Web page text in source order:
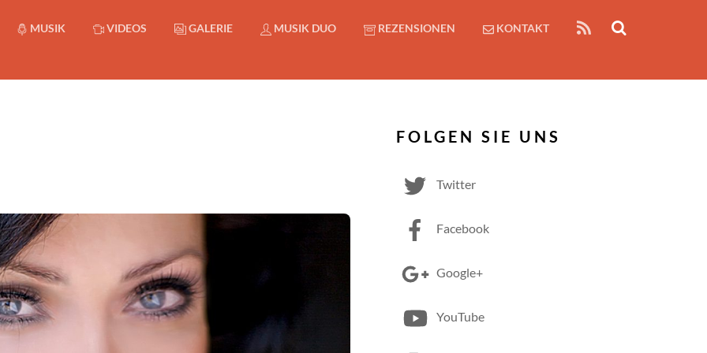
MUSIK VIDEOS GALERIE MUSIK DUO REZENSIONEN KONTAKT
FOLGEN SIE UNS
Twitter
Facebook
Google+
YouTube